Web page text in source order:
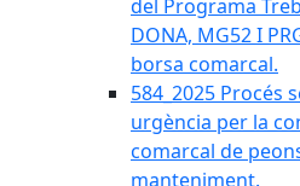
del Programa
DONA, MG52 I
borsa comarcal.
584_2025 Procés
urgència per la
comarcal de
manteniment.